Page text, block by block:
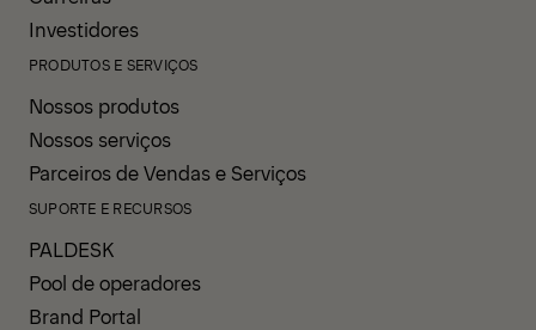
Investidores
PRODUTOS E SERVIÇOS
Nossos produtos
Nossos serviços
Parceiros de Vendas e Serviços
SUPORTE E RECURSOS
PALDESK
Pool de operadores
Brand Portal